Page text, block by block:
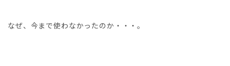
なぜ、今まで使わなかったのか・・・。